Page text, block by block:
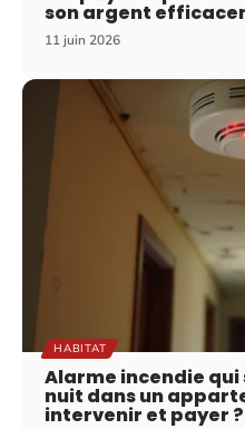
son argent
11 juin 2026
HABITAT
Alarme incendie qui
nuit dans un
intervenir et payer ?